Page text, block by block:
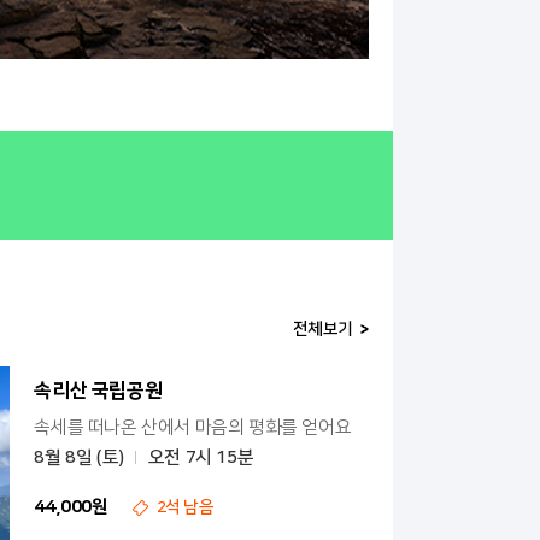
전체보기
속리산 국립공원
속세를 떠나온 산에서 마음의 평화를 얻어요
8월 8일 (토)
오전 7시 15분
44,000원 2석 남음